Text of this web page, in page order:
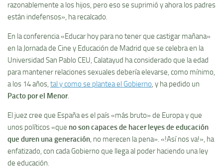
razonablemente a los hijos, pero eso se suprimió y ahora los padres
están indefensos», ha recalcado.
En la conferencia «Educar hoy para no tener que castigar mañana»
en la Jornada de Cine y Educación de Madrid que se celebra en la
Universidad San Pablo CEU, Calatayud ha considerado que la edad
para mantener relaciones sexuales deberí­a elevarse, como mí­nimo,
a los 14 años, tal y como se plantea el Gobierno, y ha pedido un
Pacto por el Menor.
El juez cree que España es el paí­s «más bruto» de Europa y que
unos polí­ticos «que no son capaces de hacer leyes de educación
que duren una generación, no merecen la pena». «!Así­ nos va!», ha
enfatizado, con cada Gobierno que llega al poder haciendo una ley
de educación.